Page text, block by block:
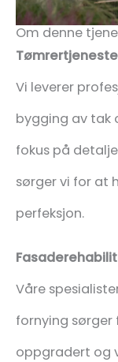
Om denne
Vi leverer
bygging av tak
fokus på
sørger vi for at
perfeksjon.
Våre
fornying
oppgradert og